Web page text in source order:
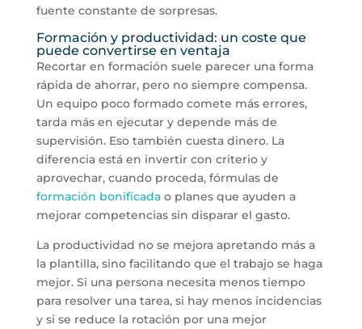
fuente constante de sorpresas.
Formación y productividad: un coste que
puede convertirse en ventaja
Recortar en formación suele parecer una forma
rápida de ahorrar, pero no siempre compensa.
Un equipo poco formado comete más errores,
tarda más en ejecutar y depende más de
supervisión. Eso también cuesta dinero. La
diferencia está en invertir con criterio y
aprovechar, cuando proceda, fórmulas de
formación bonificadao planes que ayuden a
mejorar competencias sin disparar el gasto.
La productividad no se mejora apretando más a
la plantilla, sino facilitando que el trabajo se haga
mejor. Si una persona necesita menos tiempo
para resolver una tarea, si hay menos incidencias
y si se reduce la rotación por una mejor